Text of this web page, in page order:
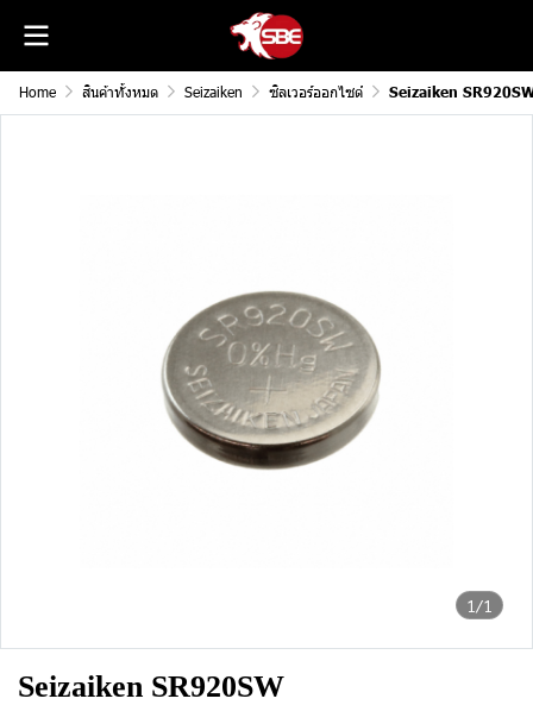
Home สินค้าทั้งหมด Seizaiken ซิลเวอร์ออกไซด์ Seizaiken
1/1
Seizaiken SR920SW